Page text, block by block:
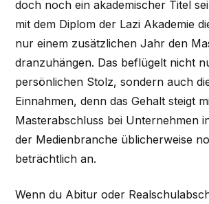
doch noch ein akademischer Titel
mit dem Diplom der Lazi Akademie
nur einem zusätzlichen Jahr den
dranzuhängen. Das beflügelt nicht
persönlichen Stolz, sondern auch
Einnahmen, denn das Gehalt steigt
Masterabschluss bei Unternehmen
der Medienbranche üblicherweise
beträchtlich an.
Wenn du Abitur oder